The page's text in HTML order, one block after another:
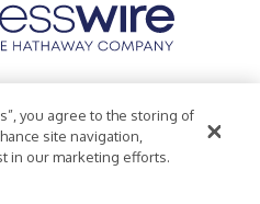
Accessibility Statement
you agree to the storing of
site navigation,
in our marketing efforts.